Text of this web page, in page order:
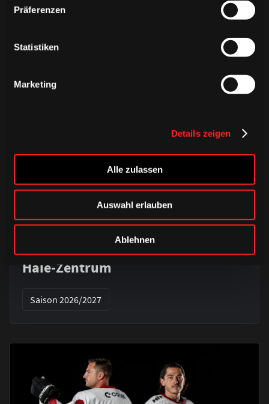
Präferenzen
Statistiken
Marketing
Details zeigen
Alle zulassen
Auswahl erlauben
Ablehnen
ÄHNLICHE NEWS
DONNERSTAG, 06. AUGUST 2026
Alle Infos zum öffentlichen
Trainingsauftakt am Sonntag im
Haie-Zentrum
Saison 2026/2027